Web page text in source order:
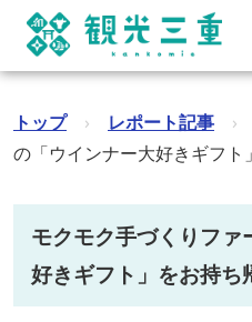
トップ › レポート記事 ›
の「ウインナー大好きギフ
モクモク手づくりフ
好きギフト」をお持ち